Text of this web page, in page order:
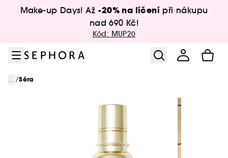
Přejít na hlavní obsah
Make-up Days! Až -20% na líčení při nákupu
nad 690 Kč!
Kód: MUP20
... /Séra